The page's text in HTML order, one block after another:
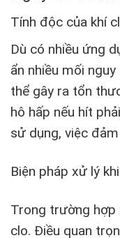
Tính độc của khí
Dù có nhiều ứng
ẩn nhiều mối
thể gây ra tổn
hô hấp nếu hít
sử dụng, việc
Biện pháp xử lý
Trong trường hợp
clo. Điều quan